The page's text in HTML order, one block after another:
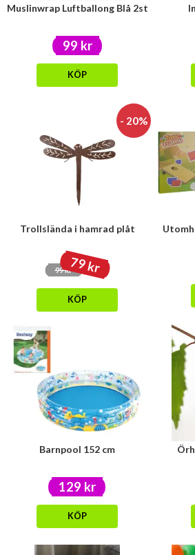
Muslinwrap Luftballong Blå 2st
99 kr
KÖP
- 20%
Trollslända i hamrad plåt
99 kr79 kr
KÖP
Barnpool 152 cm
129 kr
KÖP